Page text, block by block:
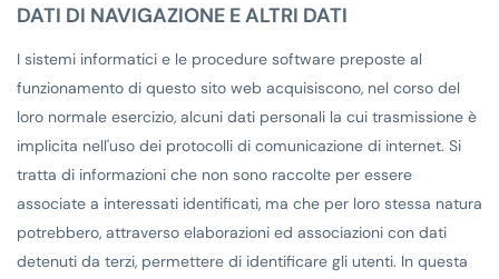
DATI DI NAVIGAZIONE E ALTRI DATI
I sistemi informatici e le procedure software preposte al
funzionamento di questo sito web acquisiscono, nel corso del
loro normale esercizio, alcuni dati personali la cui trasmissione è
implicita nell'uso dei protocolli di comunicazione di internet. Si
tratta di informazioni che non sono raccolte per essere
associate a interessati identificati, ma che per loro stessa natura
potrebbero, attraverso elaborazioni ed associazioni con dati
detenuti da terzi, permettere di identificare gli utenti. In questa